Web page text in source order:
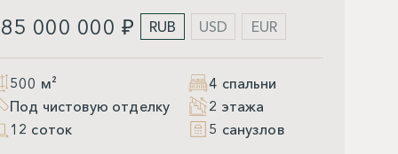
000 000 ₽ RUB USD EUR
500 м²
Под чистовую отделку
12 соток
4 спальни
2 этажа
5 санузлов